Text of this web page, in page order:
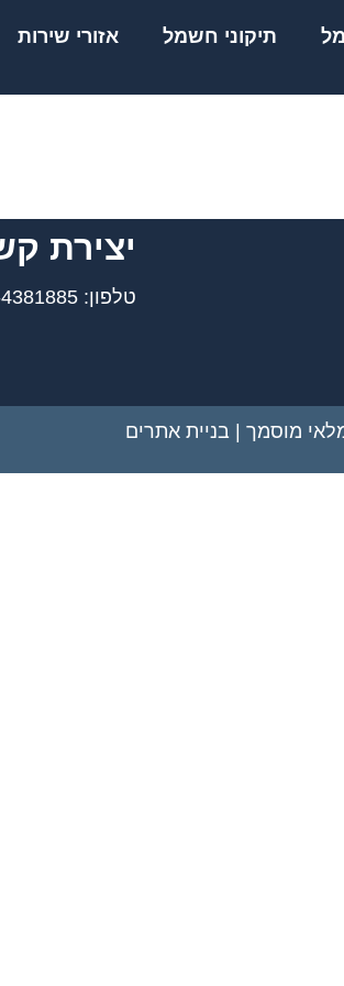
תיקוני חשמל אזורי שירות
יצירת
טלפון: 050-4381885
מוסמך | בניית אתרים